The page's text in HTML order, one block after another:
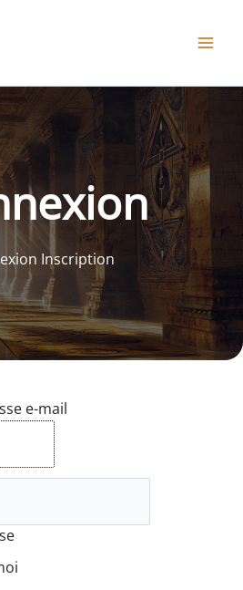
Inscription
e-mail